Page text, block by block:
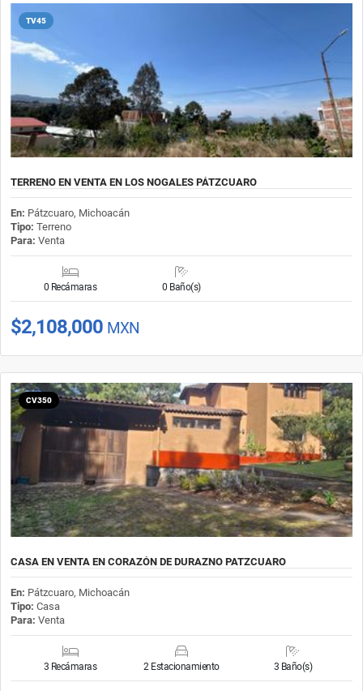
TV45
TERRENO EN VENTA EN LOS NOGALES PÁTZCUARO
En: Pátzcuaro, Michoacán
Tipo: Terreno
Para: Venta
0 Recámaras 0 Baño(s)
$2,108,000 MXN
CV350
CASA EN VENTA EN CORAZÓN DE DURAZNO PATZCUARO
En: Pátzcuaro, Michoacán
Tipo: Casa
Para: Venta
3 Recámaras 2 Estacionamiento 3 Baño(s)